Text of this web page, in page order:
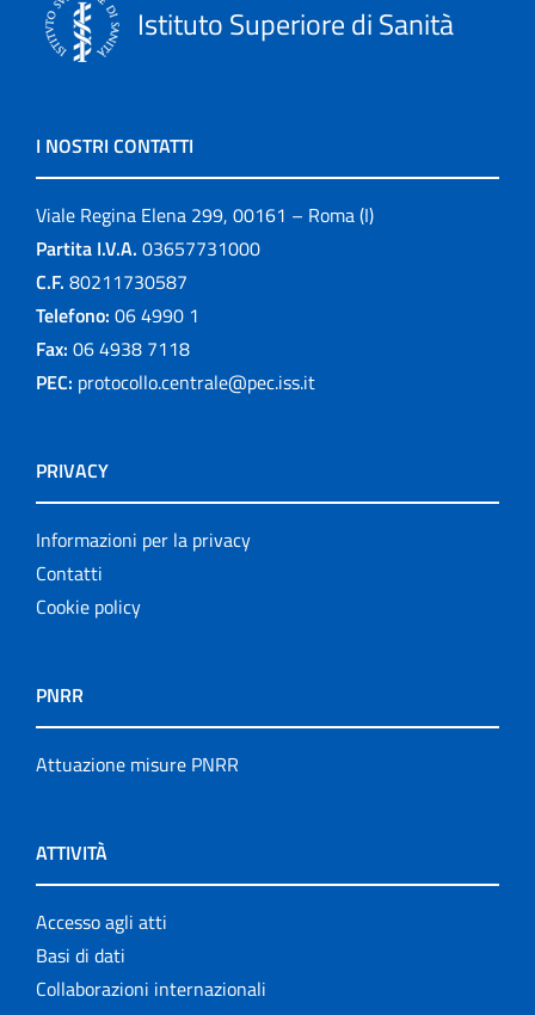
Istituto Superiore di Sanità
I NOSTRI CONTATTI
Viale Regina Elena 299, 00161 – Roma (I)
Partita I.V.A. 03657731000
C.F. 80211730587
Telefono: 06 4990 1
Fax: 06 4938 7118
PEC: protocollo.centrale@pec.iss.it
PRIVACY
Informazioni per la privacy
Contatti
Cookie policy
PNRR
Attuazione misure PNRR
ATTIVITÀ
Accesso agli atti
Basi di dati
Collaborazioni internazionali